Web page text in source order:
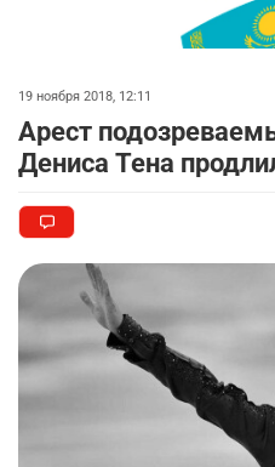
19 ноября 2018, 12:11
Арест
Дениса Тена